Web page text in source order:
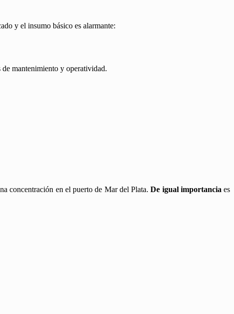
y el insumo básico es alarmante:
de mantenimiento y operatividad.
concentración en el puerto de Mar del Plata.De igual importancia es